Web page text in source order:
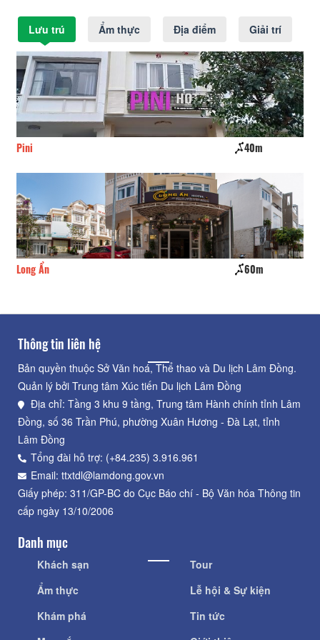
Lưu trú Ẩm thực Địa điểm Giải trí
Pini 40m
Long Ẩn 60m
Thông tin liên hệ
Bản quyền thuộc Sở Văn hoá, Thể thao và Du lịch Lâm Đồng.
Quản lý bởi Trung tâm Xúc tiến Du lịch Lâm Đồng
Địa chỉ: Tầng 3 khu 9 tầng, Trung tâm Hành chính tỉnh Lâm
Đồng, số 36 Trần Phú, phường Xuân Hương - Đà Lạt, tỉnh
Lâm Đồng
Tổng đài hỗ trợ: (+84.235) 3.916.961
Email: ttxtdl@lamdong.gov.vn
Giấy phép: 311/GP-BC do Cục Báo chí - Bộ Văn hóa Thông tin
cấp ngày 13/10/2006
Danh mục
Khách sạn
Ẩm thực
Khám phá
Tour
Lễ hội & Sự kiện
Tin tức